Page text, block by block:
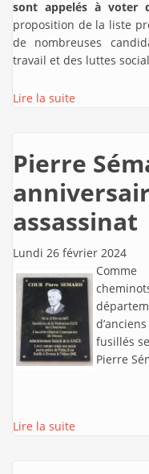
sont appelés à voter
proposition de la liste
de nombreuses
travail et des luttes
Lire la suite
Pierre
assassinat
Lundi 26 février 2024
fusillés
Pierre
Lire la suite